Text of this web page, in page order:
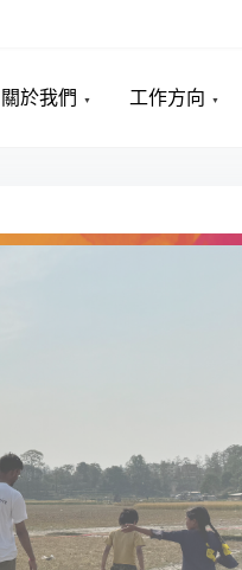
關於我們 工作方向